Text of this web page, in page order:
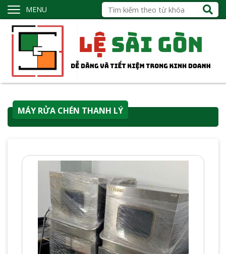
MENU
MÁY RỬA CHÉN THANH LÝ